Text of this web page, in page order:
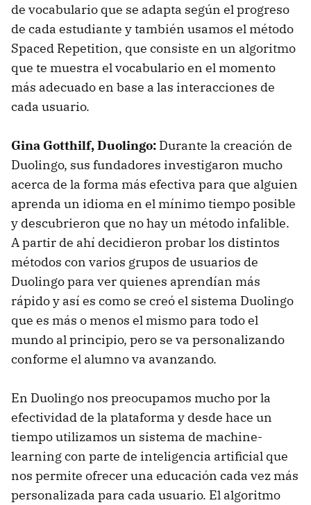
de vocabulario que se adapta según el progreso
de cada estudiante y también usamos el método
Spaced Repetition, que consiste en un algoritmo
que te muestra el vocabulario en el momento
más adecuado en base a las interacciones de
cada usuario.
Gina Gotthilf, Duolingo: Durante la creación de
Duolingo, sus fundadores investigaron mucho
acerca de la forma más efectiva para que alguien
aprenda un idioma en el mínimo tiempo posible
y descubrieron que no hay un método infalible.
A partir de ahí decidieron probar los distintos
métodos con varios grupos de usuarios de
Duolingo para ver quienes aprendían más
rápido y así es como se creó el sistema Duolingo
que es más o menos el mismo para todo el
mundo al principio, pero se va personalizando
conforme el alumno va avanzando.
En Duolingo nos preocupamos mucho por la
efectividad de la plataforma y desde hace un
tiempo utilizamos un sistema de machine-
learning con parte de inteligencia artificial que
nos permite ofrecer una educación cada vez más
personalizada para cada usuario. El algoritmo